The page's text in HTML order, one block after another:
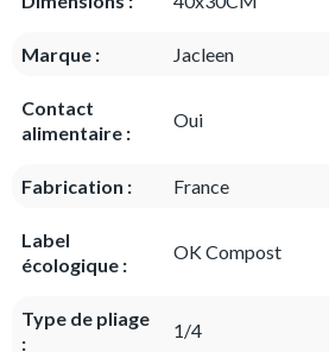
Marque : Jacleen
Contact
alimentaire :
Oui
Fabrication : France
Label
écologique :
OK Compost
Type de pliage
:
1/4